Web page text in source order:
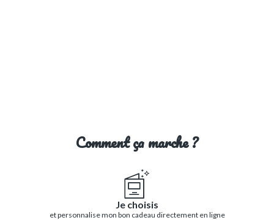
Comment ça marche ?
Je choisis
et personnalise mon bon cadeau directement en ligne